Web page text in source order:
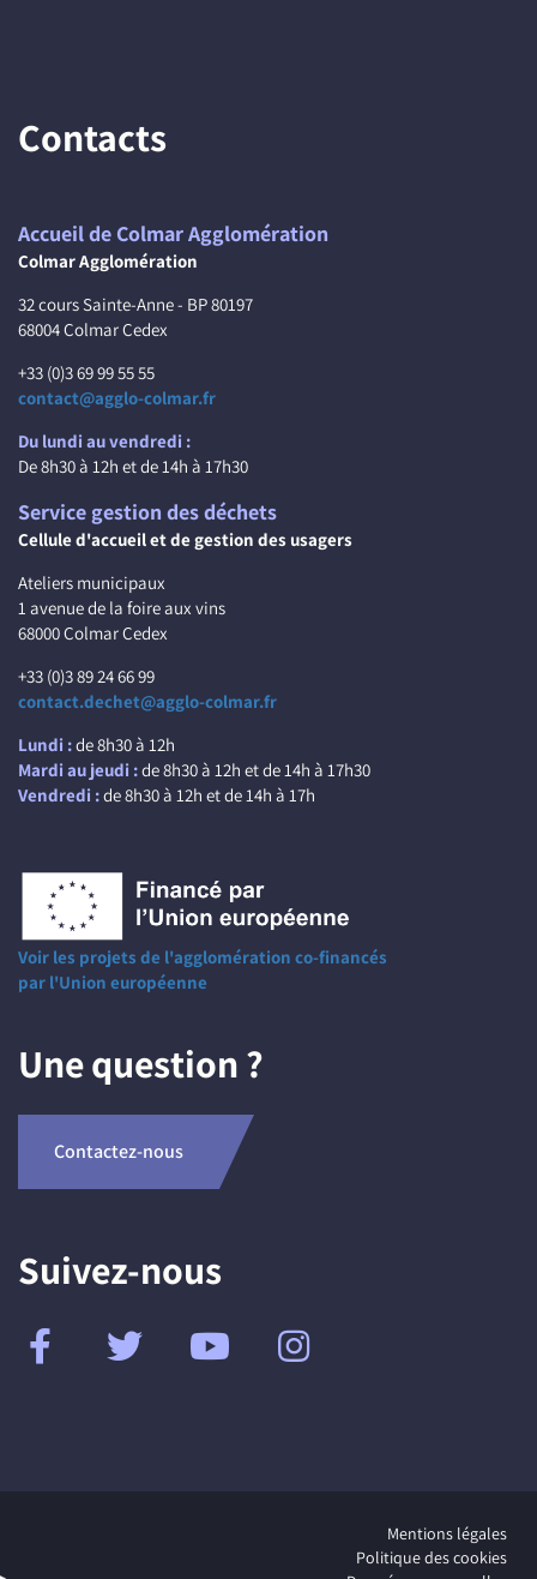
Contacts
Accueil de Colmar Agglomération
Colmar Agglomération
32 cours Sainte-Anne - BP 80197
68004 Colmar Cedex
+33 (0)3 69 99 55 55
contact@agglo-colmar.fr
Du lundi au vendredi :
De 8h30 à 12h et de 14h à 17h30
Service gestion des déchets
Cellule d'accueil et de gestion des usagers
Ateliers municipaux
1 avenue de la foire aux vins
68000 Colmar Cedex
+33 (0)3 89 24 66 99
contact.dechet@agglo-colmar.fr
Lundi :de 8h30 à 12h
Mardi au jeudi :de 8h30 à 12h et de 14h à 17h30
Vendredi :de 8h30 à 12h et de 14h à 17h
Voir les projets de l'agglomération co-financés
par l'Union européenne
Une question ?
Contactez-nous
Suivez-nous
Mentions légales
Politique des cookies